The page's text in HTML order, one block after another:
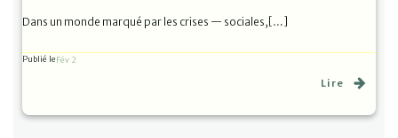
Dans un monde marqué par les crises — sociales,[…]
Publié leFév 2
Lire